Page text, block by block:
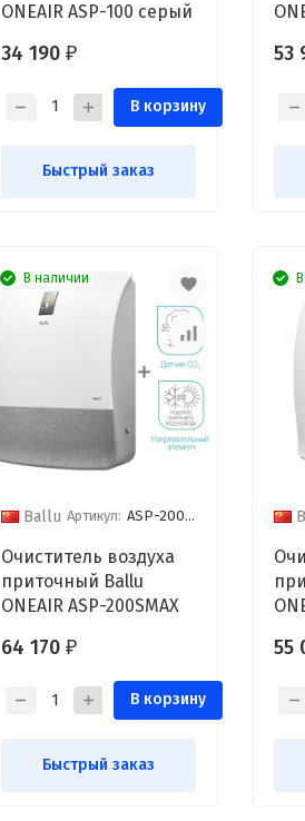
ONEAIR ASP-100 серый
34 190 ₽
В корзину
Быстрый заказ
53
В наличии
Ballu Артикул: ASP-200SMAX
Очиститель воздуха
приточный Ballu
ONEAIR ASP-200SMAX
64 170 ₽
В корзину
Быстрый заказ
55